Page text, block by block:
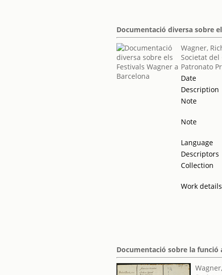
Documentació diversa sobre
Wagner,
Societat del
Patronato
Date
Description
Note
Note
Language
Descriptors
Collection
Work details
Documentació sobre la funció